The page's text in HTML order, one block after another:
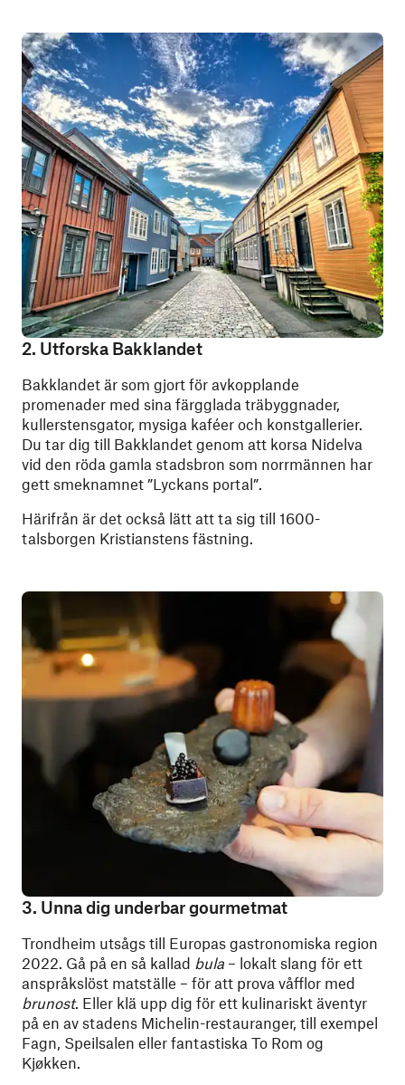
2. Utforska Bakklandet
Bakklandet är som gjort för avkopplande
promenader med sina färgglada träbyggnader,
kullerstensgator, mysiga kaféer och konstgallerier.
Du tar dig till Bakklandet genom att korsa Nidelva
vid den röda gamla stadsbron som norrmännen har
gett smeknamnet ”Lyckans portal”.
Härifrån är det också lätt att ta sig till 1600-
talsborgen Kristianstens fästning.
3. Unna dig underbar gourmetmat
Trondheim utsågs till Europas gastronomiska region
2022. Gå på en så kallad bula – lokalt slang för ett
anspråkslöst matställe – för att prova våfflor med
brunost. Eller klä upp dig för ett kulinariskt äventyr
på en av stadens Michelin-restauranger, till exempel
Fagn, Speilsalen eller fantastiska To Rom og
Kjøkken.